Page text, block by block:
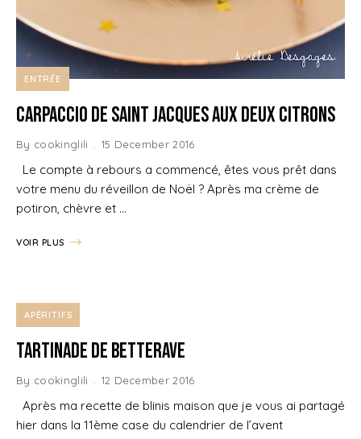
ENTRÉE
Carpaccio de Saint Jacques aux deux citrons
By cookinglili 15 December 2016
Le compte à rebours a commencé, êtes vous prêt dans
votre menu du réveillon de Noël ? Après ma crème de
potiron, chèvre et …
VOIR PLUS
APÉRITIFS
Tartinade de Betterave
By cookinglili 12 December 2016
Après ma recette de blinis maison que je vous ai partagé
hier dans la 11ème case du calendrier de l’avent